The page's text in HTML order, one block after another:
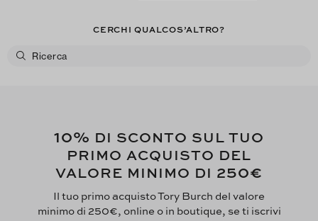
CERCHI QUALCOS’ALTRO?
10% DI SCONTO SUL TUO
PRIMO ACQUISTO DEL
VALORE MINIMO DI 250€
Il tuo primo acquisto Tory Burch del valore
minimo di 250€, online o in boutique, se ti iscrivi